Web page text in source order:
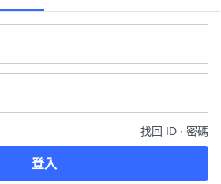
找回 ID ∙ 密碼
登入